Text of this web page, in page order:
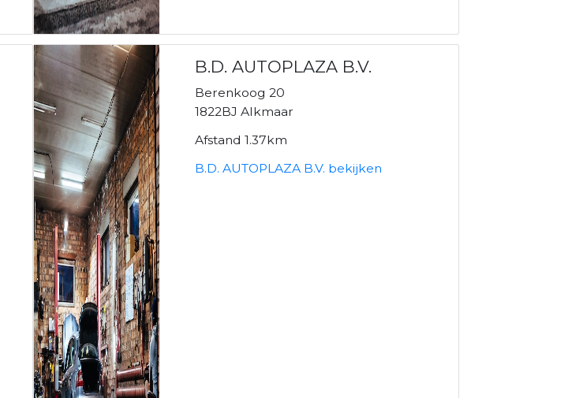
B.D. AUTOPLAZA B.V.
Berenkoog 20
1822BJ Alkmaar
Afstand 1.37km
B.D. AUTOPLAZA B.V. bekijken